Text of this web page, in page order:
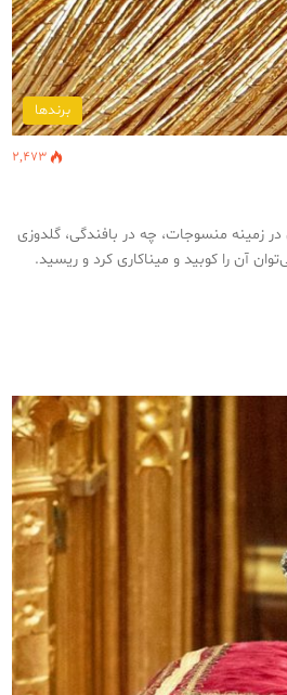
برندها
2,473
زمینه منسوجات، چه در بافندگی، گلدوزی
آن را کوبید و میناکاری کرد و ریسید.